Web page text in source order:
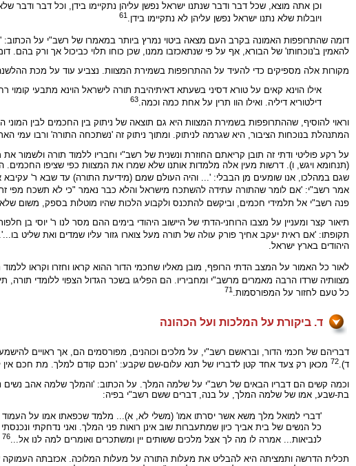
וכן אתה מוצא, שכל דבר ודבר שנתנו ישראל נפשן עליהן נתקיימו בידן, וכל דבר ודבר שלא
ויובלות שלא נתנו ישראל נפשן עליהן לא נתקיימו בידן. 61
דומה שהתרופפות האמונה בקרב העם מצאה ביטוי נמרץ ביותר במאמרו של רשב"י על הכתוב:
להאמין ב'נוכחותו' של הבורא, אף על פי שנתאכזבו ממנו, שכן כוחו תלוי כביכול אך ורק
מקורות אלה מספיקים כדי להעיד על ההתרופפות בשמירת המצוות. נצביע עוד על מכת
אילו הוינא קאים על טורא דסיני בשעתא דאיתיהיבת תורה לישראל הוינא מתבעי
דילטוריא דיליה. ואילו הוו תרין על אחת כמה וכמה.63
וראוי להוסיף, שההתרופפות בשמירת המצוות היא גם תוצאה של ניתוק בין החכמים לבין
המתנהלת בנוכחות הציבור, היא שגרמה לניתוק. ומתוך ניתוק זה 'נשתכחה התורה' ורבו עמי
על רקע פוליטי ודתי זה תובן קריאתם החוזרת ונשנית של רשב"י וחבריו ללמוד תורה ולשמור
(תנחומא ויגש, ו). דרשות מעין אלה מלמדות אותנו שלא שמרו את המצוות כפי שציפו
שגם במהלכו, אנו שומעים מן הבבלי: '... והיה העולם שמם (מידיעת התורה) עד שבא ר' עקיבא
אמר רשב"י: 'אם לומר שהתורה עתידה להשתכח מישראל והלא כבר נאמר "כי לא תשכח מפי
פנה רשב"י אל תלמידי חכמים, וביקשם להתכנס ולקבוע הלכות שהיו מוטלות בספק, משום
תיאור קצר ומעניין על מצבו הרוחני-הדתי של היישוב היהודי בימים ההם מסר לנו ר' יוסי
תקופתו: 'אם ראית יעקב אחיך פורק עולה של תורה מעל צוארו גזור עליו שמדים ואת שליט בו...'.
היהודים בארץ ישראל.
לאור כל האמור על המצב הדתי הרופף, מובן מאליו שחכמי הדור ההוא קראו וחזרו וקראו
מצוותיה שרדו הרבה מאמרים מרשב"י ומחביריו. הם הפליגו בשכר הגדול הצפוי ללומדי תורה,
כל טעם לחזור על המפורסמות. 71
ד. ביקורת על המלכות ועל הכהונה
דבריהם של חכמי הדור, ובראשם רשב"י, על מלכים וכוהנים, מפורסמים הם, אך ראויים
ד).72 מכאן רק צעד אחד קטן לדבריו של תנא עלום-שם שקבע: 'חכם קודם למלך. מת חכם אין
וכמה קשים הם דבריו הבאים של רשב"י על שלמה המלך. על הכתוב: 'והמלך שלמה אהב נשים
בת-שבע, אמו של שלמה המלך, על בנה, דברים ששם רשב"י בפיה:
'דברי למואל מלך משא אשר יסרתו אמו' (משלי לא, א)... מלמד שכפאתו אמו על העמוד
כל הנשים של בית אביך כיון שמתעברות שוב אינן רואות פני המלך. ואני נדחקתי ונכנסתי
לנביאות... אמרה לו מה לך אצל מלכים ששותים יין ומשתכרים ואומרים למה לנו אל...76
תכלית הדרשה ותמציתה היא להבליט את מעלות התורה על מעלות המלוכה. אכזבתה העמוקה